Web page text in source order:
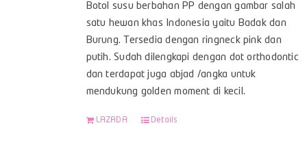
Botol susu berbahan PP dengan gambar salah
satu hewan khas Indonesia yaitu Badak dan
Burung. Tersedia dengan ringneck pink dan
putih. Sudah dilengkapi dengan dot orthodontic
dan terdapat juga abjad /angka untuk
mendukung golden moment di kecil.
LAZADA Details